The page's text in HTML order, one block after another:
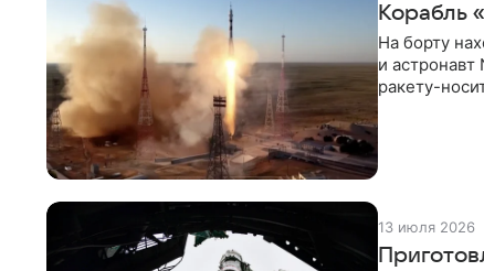
Корабль
На борту
и
ракету-
13 июля 2026